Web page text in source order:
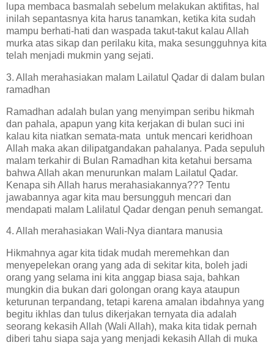
lupa membaca basmalah sebelum melakukan aktifitas, hal
inilah sepantasnya kita harus tanamkan, ketika kita sudah
mampu berhati-hati dan waspada takut-takut kalau Allah
murka atas sikap dan perilaku kita, maka sesungguhnya kita
telah menjadi mukmin yang sejati.
3. Allah merahasiakan malam Lailatul Qadar di dalam bulan
ramadhan
Ramadhan adalah bulan yang menyimpan seribu hikmah
dan pahala, apapun yang kita kerjakan di bulan suci ini
kalau kita niatkan semata-mata untuk mencari keridhoan
Allah maka akan dilipatgandakan pahalanya. Pada sepuluh
malam terkahir di Bulan Ramadhan kita ketahui bersama
bahwa Allah akan menurunkan malam Lailatul Qadar.
Kenapa sih Allah harus merahasiakannya??? Tentu
jawabannya agar kita mau bersungguh mencari dan
mendapati malam Lalilatul Qadar dengan penuh semangat.
4. Allah merahasiakan Wali-Nya diantara manusia
Hikmahnya agar kita tidak mudah meremehkan dan
menyepelekan orang yang ada di sekitar kita, boleh jadi
orang yang selama ini kita anggap biasa saja, bahkan
mungkin dia bukan dari golongan orang kaya ataupun
keturunan terpandang, tetapi karena amalan ibdahnya yang
begitu ikhlas dan tulus dikerjakan ternyata dia adalah
seorang kekasih Allah (Wali Allah), maka kita tidak pernah
diberi tahu siapa saja yang menjadi kekasih Allah di muka